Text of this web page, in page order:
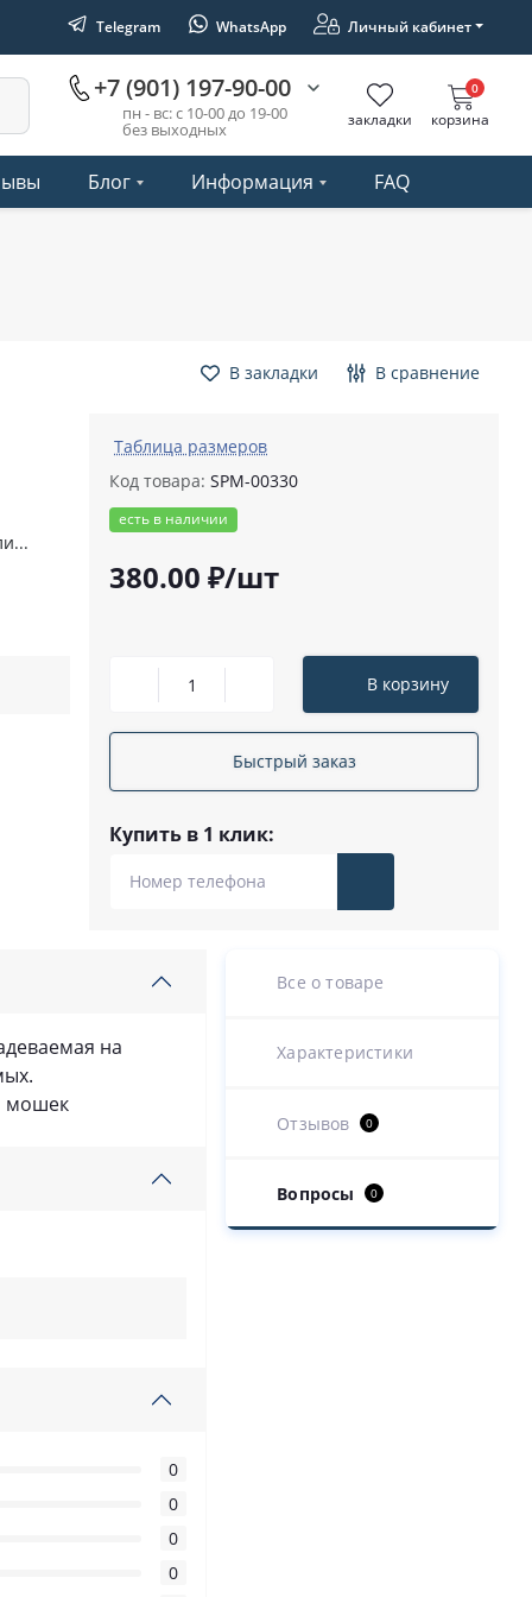
Telegram WhatsApp Личный кабинет
+7 (901) 197-90-00
пн - вс: с 10-00 до 19-00
без выходных закладки корзина
0
Блог Информация FAQ
В закладки В сравнение
Таблица размеров
Код товара: SPM-00330
есть в наличии
380.00 ₽/шт
В корзину
Быстрый заказ
Купить в 1 клик:
на
мошек
0
0
0
0
Все о товаре
Характеристики
Отзывов 0
Вопросы 0